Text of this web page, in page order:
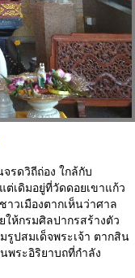
รดวิถีถ่อง ใกล้กับ
ต่เดิมอยู่ที่วัดดอยเขาแก้ว
วเมืองตากเห็นว่าศาล
ให้กรมศิลปากรสร้างตัว
ปสมเด็จพระเจ้า ตากสิน
พระอิริยาบถที่กำลัง